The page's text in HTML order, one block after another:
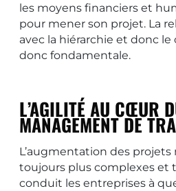
les moyens financiers et
pour mener son projet. La
avec la hiérarchie et donc
donc fondamentale.
L’AGILITÉ AU CŒUR
MANAGEMENT DE
L’augmentation des
toujours plus complexes et
conduit les entreprises à